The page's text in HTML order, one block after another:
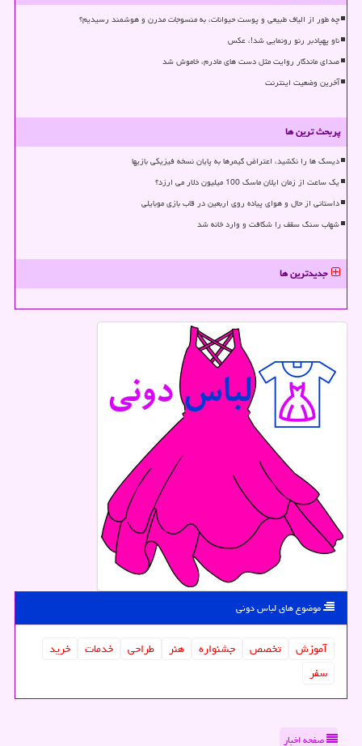
چه طور از الیاف طبیعی و پوست حیوانات، به منسوجات مدرن و هوشمند رسیدیم؟
ناو پهپادبر رنو رونمایی شد!، عکس
صدای ماندگار روایت مثل دست های مادرم، خاموش شد
آخرین وضعیت اینترنت
پربحث ترین ها
دیسک ها را نکشید، اعتراض گیمرها به پایان نسخه فیزیکی بازیها
یک ساعت از زمان ایلان ماسک 100 میلیون دلار می ارزد؟
داستانی از حال و هوای پیاده روی اربعین در قاب بازی موبایلی
شهاب سنگ سقف را شکافت و وارد خانه شد
جدیدترین ها
موضوع های لباس دونی
آموزش تخصص جشنواره هنر طراحی خدمات
خرید
سفر
صفحه اخبار